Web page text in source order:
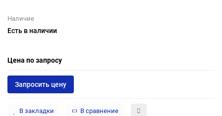
Наличие
Есть в наличии
Цена по запросу
Запросить цену
В закладки В сравнение